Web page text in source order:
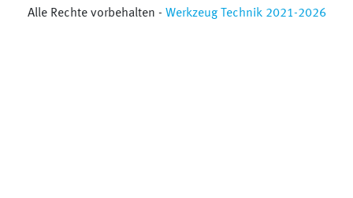
Alle Rechte vorbehalten - Werkzeug Technik 2021-2026